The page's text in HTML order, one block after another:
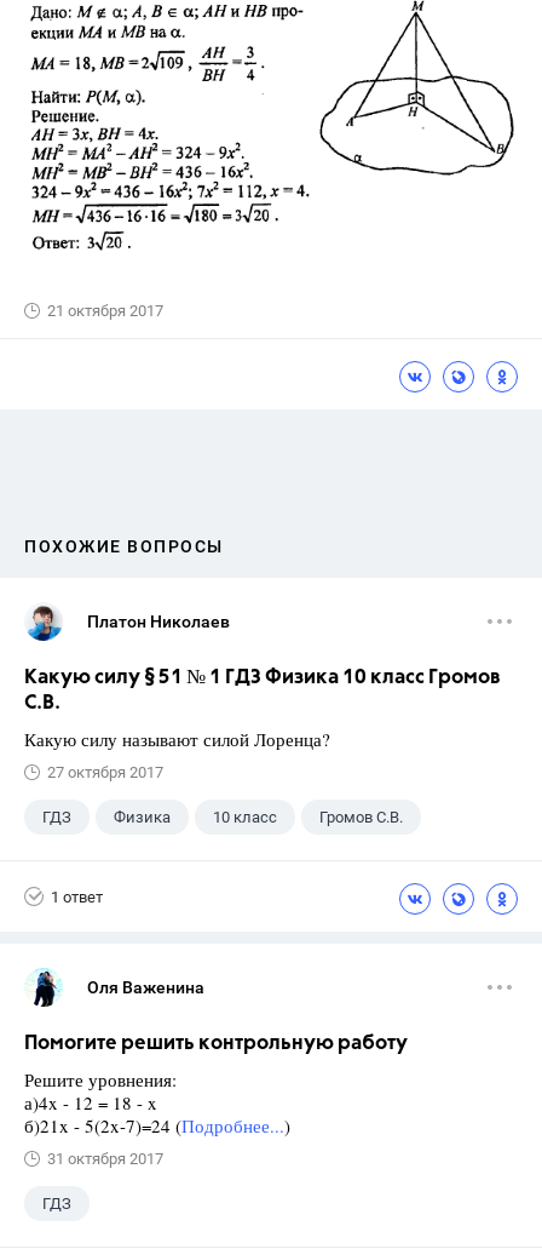
21 октября 2017
ПОХОЖИЕ ВОПРОСЫ
Платон Николаев
Какую силу § 51 № 1 ГДЗ Физика 10 класс Громов
С.В.
Какую силу называют силой Лоренца?
27 октября 2017
ГДЗ Физика 10 класс Громов С.В.
1 ответ
Оля Важенина
Помогите решить контрольную работу
Решите уровнения:
а)4x - 12 = 18 - x
б)21x - 5(2x-7)=24 (Подробнее...)
31 октября 2017
ГДЗ